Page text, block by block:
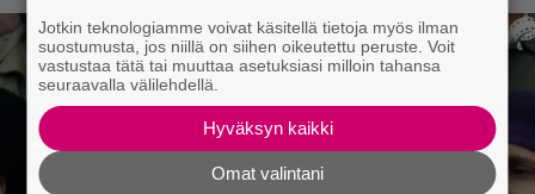
Jotkin teknologiamme voivat käsitellä tietoja myös ilman
suostumusta, jos niillä on siihen oikeutettu peruste. Voit
vastustaa tätä tai muuttaa asetuksiasi milloin tahansa
seuraavalla välilehdellä.
Hyväksyn kaikki
Omat valintani